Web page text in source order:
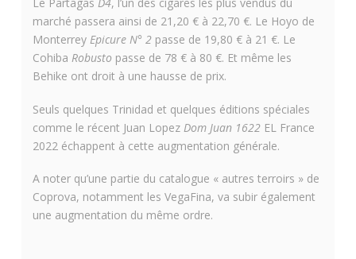
marché passera ainsi de 21,20 € à 22,70 €. Le Hoyo de
Monterrey Epicure N° 2passe de 19,80 € à 21 €. Le
Cohiba Robusto passe de 78 € à 80 €. Et même les
Behike ont droit à une hausse de prix.
Seuls quelques Trinidad et quelques éditions spéciales
comme le récent Juan Lopez Dom Juan 1622EL France
2022 échappent à cette augmentation générale.
A noter qu’une partie du catalogue « autres terroirs » de
Coprova, notamment les VegaFina, va subir également
une augmentation du même ordre.